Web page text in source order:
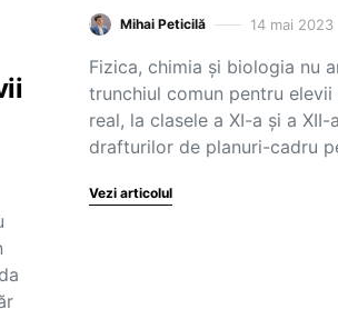
Mihai Peticilă 14 mai 2023
Fizica, chimia și biologia nu
trunchiul comun pentru
real, la clasele a XI-a și a XII-
drafturilor de planuri-cadru
Vezi articolul